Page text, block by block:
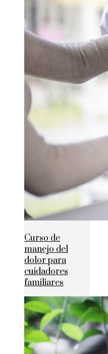
Curso de
manejo del
dolor para
cuidadores
familiares